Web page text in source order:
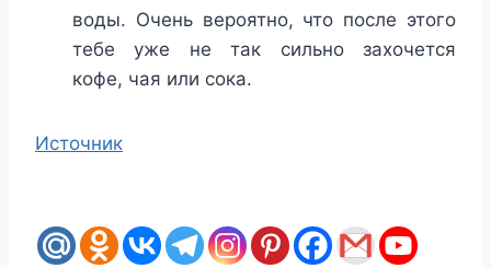
воды. Очень вероятно, что после этого
тебе уже не так сильно захочется
кофе, чая или сока.
Источник